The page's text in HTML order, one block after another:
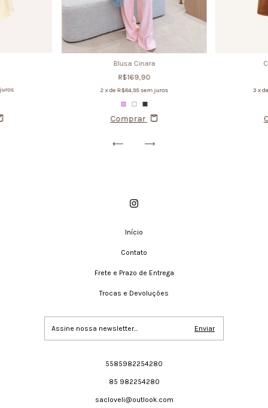
Blusa Cinara
R$169,90
2x de R$84,95 sem juros
Comprar
3 x
Início
Contato
Frete e Prazo de Entrega
Trocas e Devoluções
5585982254280
85 982254280
sacloveli@outlook.com